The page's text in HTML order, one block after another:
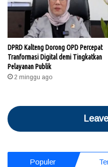
DPRD Kalteng Dorong OPD Percepat
Tranformasi Digital demi Tingkatkan
Pelayanan Publik
2 minggu ago
Populer